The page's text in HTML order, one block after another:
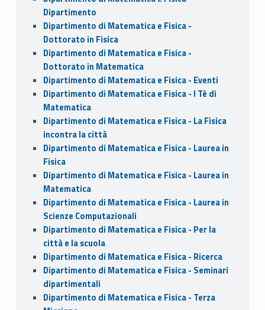
Dipartimento
Dipartimento di Matematica e Fisica -
Dottorato in Fisica
Dipartimento di Matematica e Fisica -
Dottorato in Matematica
Dipartimento di Matematica e Fisica - Eventi
Dipartimento di Matematica e Fisica - I Tè di
Matematica
Dipartimento di Matematica e Fisica - La Fisica
incontra la città
Dipartimento di Matematica e Fisica - Laurea in
Fisica
Dipartimento di Matematica e Fisica - Laurea in
Matematica
Dipartimento di Matematica e Fisica - Laurea in
Scienze Computazionali
Dipartimento di Matematica e Fisica - Per la
città e la scuola
Dipartimento di Matematica e Fisica - Ricerca
Dipartimento di Matematica e Fisica - Seminari
dipartimentali
Dipartimento di Matematica e Fisica - Terza